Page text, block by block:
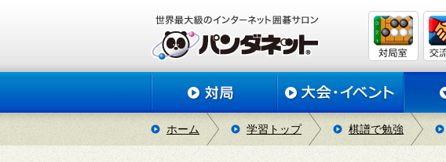
ホーム 学習トップ 棋譜で勉強